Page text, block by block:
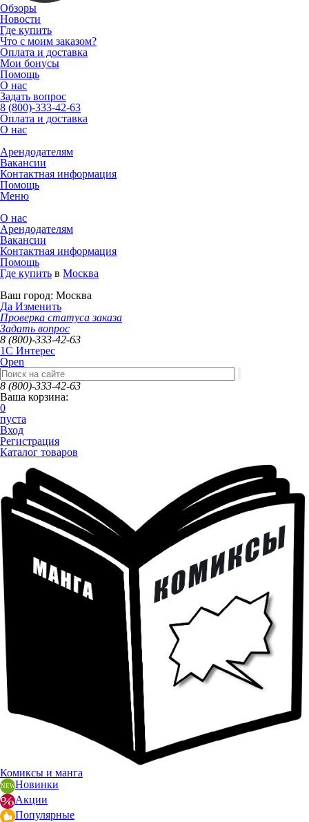
Обзоры
Новости
Где купить
Что с моим заказом?
Оплата и доставка
Мои бонусы
Помощь
О нас
Задать вопрос
8 (800)-333-42-63
Оплата и доставка
О нас
Арендодателям
Вакансии
Контактная информация
Помощь
Меню
О нас
Арендодателям
Вакансии
Контактная информация
Помощь
Где купить в Москва
Ваш город: Москва
Да Изменить
Проверка статуса заказа
Задать вопрос
8 (800)-333-42-63
1C Интерес
Open
8 (800)-333-42-63
Ваша корзина:
0
пуста
Вход
Регистрация
Каталог товаров
Комиксы и манга
Новинки
Акции
Популярные